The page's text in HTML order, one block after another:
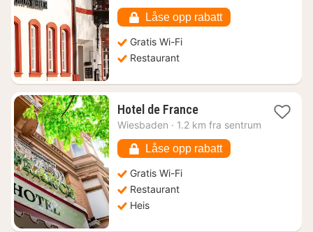
709
kr.
Låse opp rabatt
Gratis Wi-Fi
Restaurant
Hotel de France1
natt
527
kr.
Wiesbaden · 1.2 km fra sentrum
Låse opp rabatt
Gratis Wi-Fi
Restaurant
Heis